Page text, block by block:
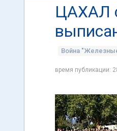
ЦАХАЛ
Война
время публикации: